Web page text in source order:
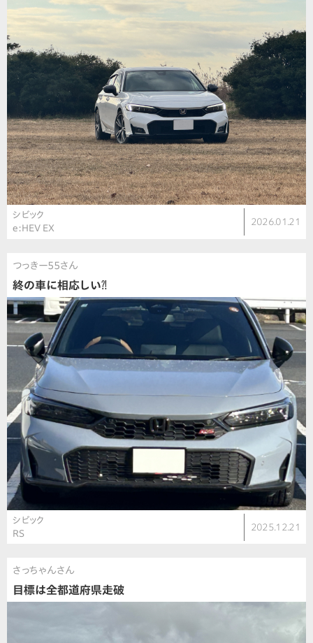
シビック
e:HEV EX
2026.01.21
つっきー55さん
終の車に相応しい⁈
シビック
RS
2025.12.21
さっちゃんさん
目標は全都道府県走破